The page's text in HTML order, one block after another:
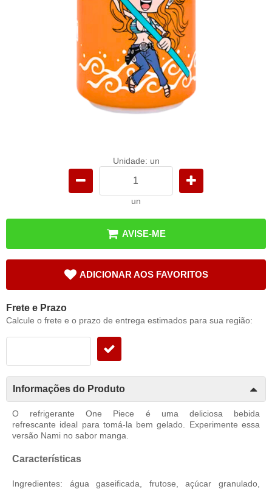
Unidade: un
un
AVISE-ME
ADICIONAR AOS FAVORITOS
Frete e Prazo
Calcule o frete e o prazo de entrega estimados para sua região:
Informações do Produto
O refrigerante One Piece é uma deliciosa bebida
refrescante ideal para tomá-la bem gelado. Experimente essa
versão Nami no sabor manga.
Características
Ingredientes: água gaseificada, frutose, açúcar granulado,